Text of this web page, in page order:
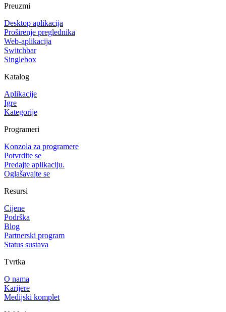
Preuzmi
Desktop aplikacija
Proširenje preglednika
Web-aplikacija
Switchbar
Singlebox
Katalog
Aplikacije
Igre
Kategorije
Programeri
Konzola za programere
Potvrdite se
Predajte aplikaciju.
Oglašavajte se
Resursi
Cijene
Podrška
Blog
Partnerski program
Status sustava
Tvrtka
O nama
Karijere
Medijski komplet